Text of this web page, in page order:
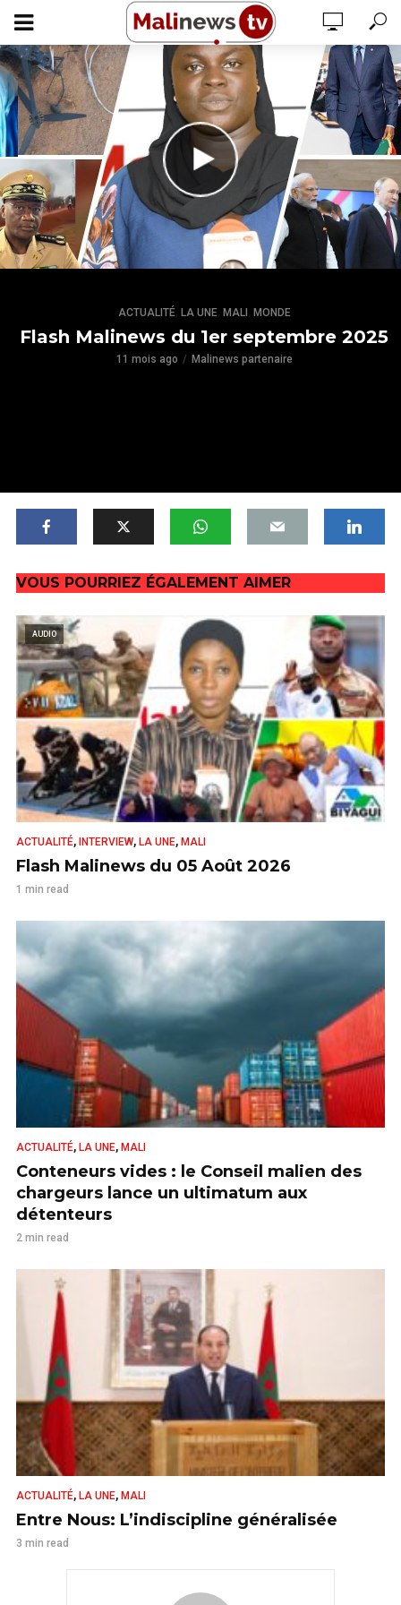
ACTUALITÉ, LA UNE, MALI MONDE
Flash Malinews du 1er septembre 2025
11 mois ago Malinews partenaire
VOUS POURRIEZ ÉGALEMENT AIMER
AUDIO
ACTUALITÉ, INTERVIEW, LA UNE, MALI
Flash Malinews du 05 Août 2026
1 min read
ACTUALITÉ, LA UNE, MALI
Conteneurs vides : le Conseil malien des
chargeurs lance un ultimatum aux
détenteurs
2 min read
ACTUALITÉ, LA UNE, MALI
Entre Nous: L’indiscipline généralisée
3 min read